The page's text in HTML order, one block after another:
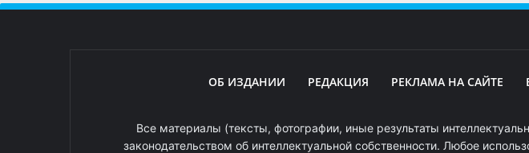
ОБ ИЗДАНИИ РЕДАКЦИЯ РЕКЛАМА НА САЙТЕ
Все материалы (тексты, фотографии, иные результаты
законодательством об интеллектуальной собственности. Любое